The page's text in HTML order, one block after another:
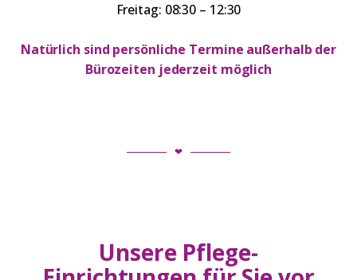
Freitag: 08:30 – 12:30
Natürlich sind persönliche Termine außerhalb der
Bürozeiten jederzeit möglich
❤
Unsere Pflege-